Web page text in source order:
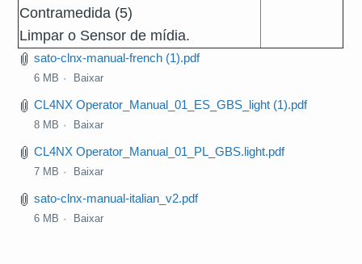
Contramedida (5)
Limpar o Sensor de mídia.
sato-clnx-manual-french (1).pdf
6 MB Baixar
CL4NX Operator_Manual_01_ES_GBS_light (1).pdf
8 MB Baixar
CL4NX Operator_Manual_01_PL_GBS.light.pdf
7 MB Baixar
sato-clnx-manual-italian_v2.pdf
6 MB Baixar